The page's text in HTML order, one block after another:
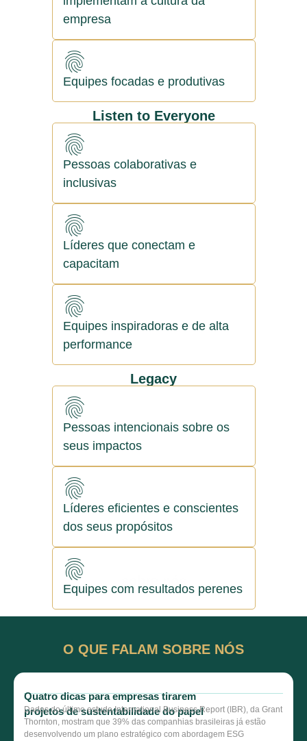
empresa
Equipes focadas e produtivas
Listen to Everyone
Pessoas colaborativas e
inclusivas
Líderes que conectam e
capacitam
Equipes inspiradoras e de alta
performance
Legacy
Pessoas intencionais sobre os
seus impactos
Líderes eficientes e conscientes
dos seus propósitos
Equipes com resultados perenes
O QUE FALAM SOBRE NÓS
sobre nós
Quatro dicas para empresas tirarem
projetos de sustentabilidade do papel
Dados do último estudo International Business Report (IBR), da Grant
Thornton, mostram que 39% das companhias brasileiras já estão
desenvolvendo um plano estratégico com abordagem ESG